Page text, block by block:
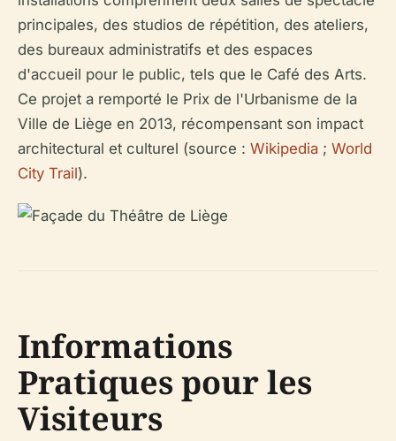
principales, des studios de répétition, des ateliers,
des bureaux administratifs et des espaces
d'accueil pour le public, tels que le Café des Arts.
Ce projet a remporté le Prix de l'Urbanisme de la
Ville de Liège en 2013, récompensant son impact
architectural et culturel (source : Wikipedia ; World
City Trail).
Informations
Pratiques pour les
Visiteurs